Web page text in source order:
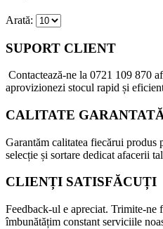
Arată:
SUPORT CLIENT
Contactează-ne la 0721 109 870
aprovizionezi stocul rapid și
CALITATE
Garantăm calitatea fiecărui produs
selecție și sortare dedicat afacerii
CLIENȚI SATISFĂCUȚI
Feedback-ul e apreciat. Trimite-ne
îmbunătățim constant serviciile